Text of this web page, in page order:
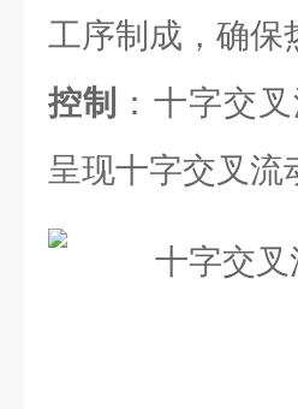
工序制成，确保
控制
：十字交
呈现十字交叉流